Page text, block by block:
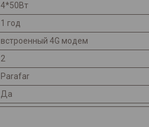
4*50Вт
1 год
встроенный 4G модем
2
Parafar
Да